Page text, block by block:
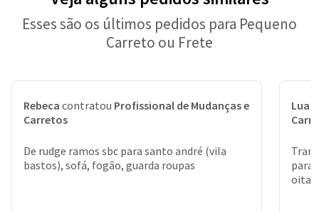
Esses são os últimos pedidos para Pequeno
Carreto ou Frete
Rebeca contratou Profissional de Mudanças e
Carretos
De rudge ramos sbc para santo andré (vila
bastos), sofá, fogão, guarda roupas
para